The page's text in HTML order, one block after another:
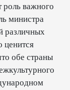
роль важного
министра
различных
ценится
обе страны